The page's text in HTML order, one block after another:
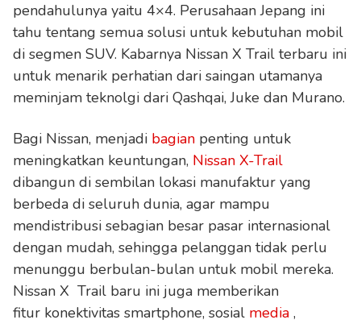
pendahulunya yaitu 4×4. Perusahaan Jepang ini
tahu tentang semua solusi untuk kebutuhan mobil
di segmen SUV. Kabarnya Nissan X Trail terbaru ini
untuk menarik perhatian dari saingan utamanya
meminjam teknolgi dari Qashqai, Juke dan Murano.
Bagi Nissan, menjadi bagian penting untuk
meningkatkan keuntungan, Nissan X-Trail
dibangun di sembilan lokasi manufaktur yang
berbeda di seluruh dunia, agar mampu
mendistribusi sebagian besar pasar internasional
dengan mudah, sehingga pelanggan tidak perlu
menunggu berbulan-bulan untuk mobil mereka.
Nissan X Trail baru ini juga memberikan
fitur konektivitas smartphone, sosial media ,